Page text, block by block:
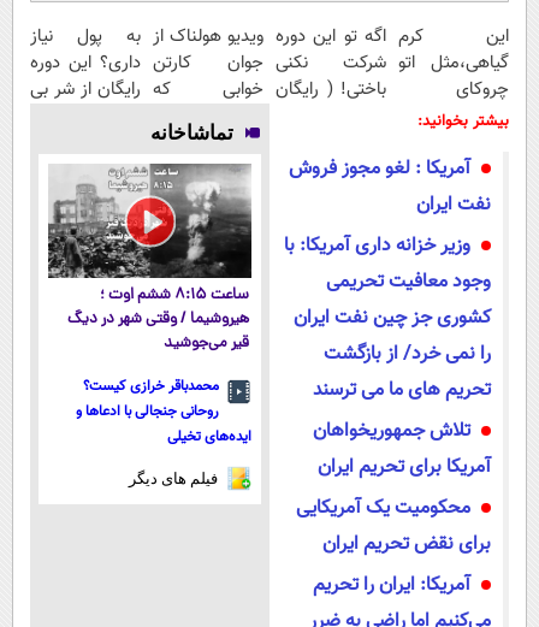
این کرم
گیاهی،مثل اتو
چروکای
پوستتوصاف
اگه تو این دوره
شرکت نکنی
باختی! ( رایگان
ویدیو هولناک از
جوان کارتن
خوابی که
میلیاردر شد.
آموزش رایگان
به پول نیاز
داری؟ این دوره
رایگان از شر بی
بیشتر بخوانید:
آمریکا : لغو مجوز فروش
نفت ایران
وزیر خزانه داری آمریکا: با
وجود معافیت تحریمی
کشوری جز چین نفت ایران
را نمی خرد/ از بازگشت
تحریم های ما می ترسند
تلاش جمهوریخواهان
آمریکا برای تحریم ایران
محکومیت یک آمریکایی
برای نقض تحریم‌ ایران
آمریکا: ایران را تحریم
تماشاخانه
ساعت ۸:۱۵ ششم اوت ؛
هیروشیما / وقتی شهر در دیگ
قیر می‌جوشید
محمدباقر خرازی کیست؟
روحانی جنجالی با ادعاها و
ایده‌های تخیلی
فیلم های دیگر